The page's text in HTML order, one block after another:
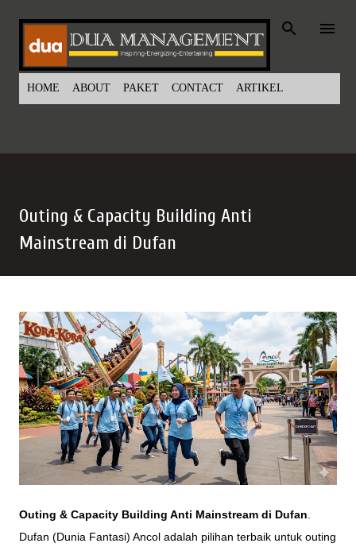
Langsung ke konten utama
HOME ABOUT PAKET CONTACT ARTIKEL
Outing & Capacity Building Anti
Mainstream di Dufan
Outing & Capacity Building Anti Mainstream di Dufan
Dufan (Dunia Fantasi) Ancol adalah pilihan terbaik untuk outing